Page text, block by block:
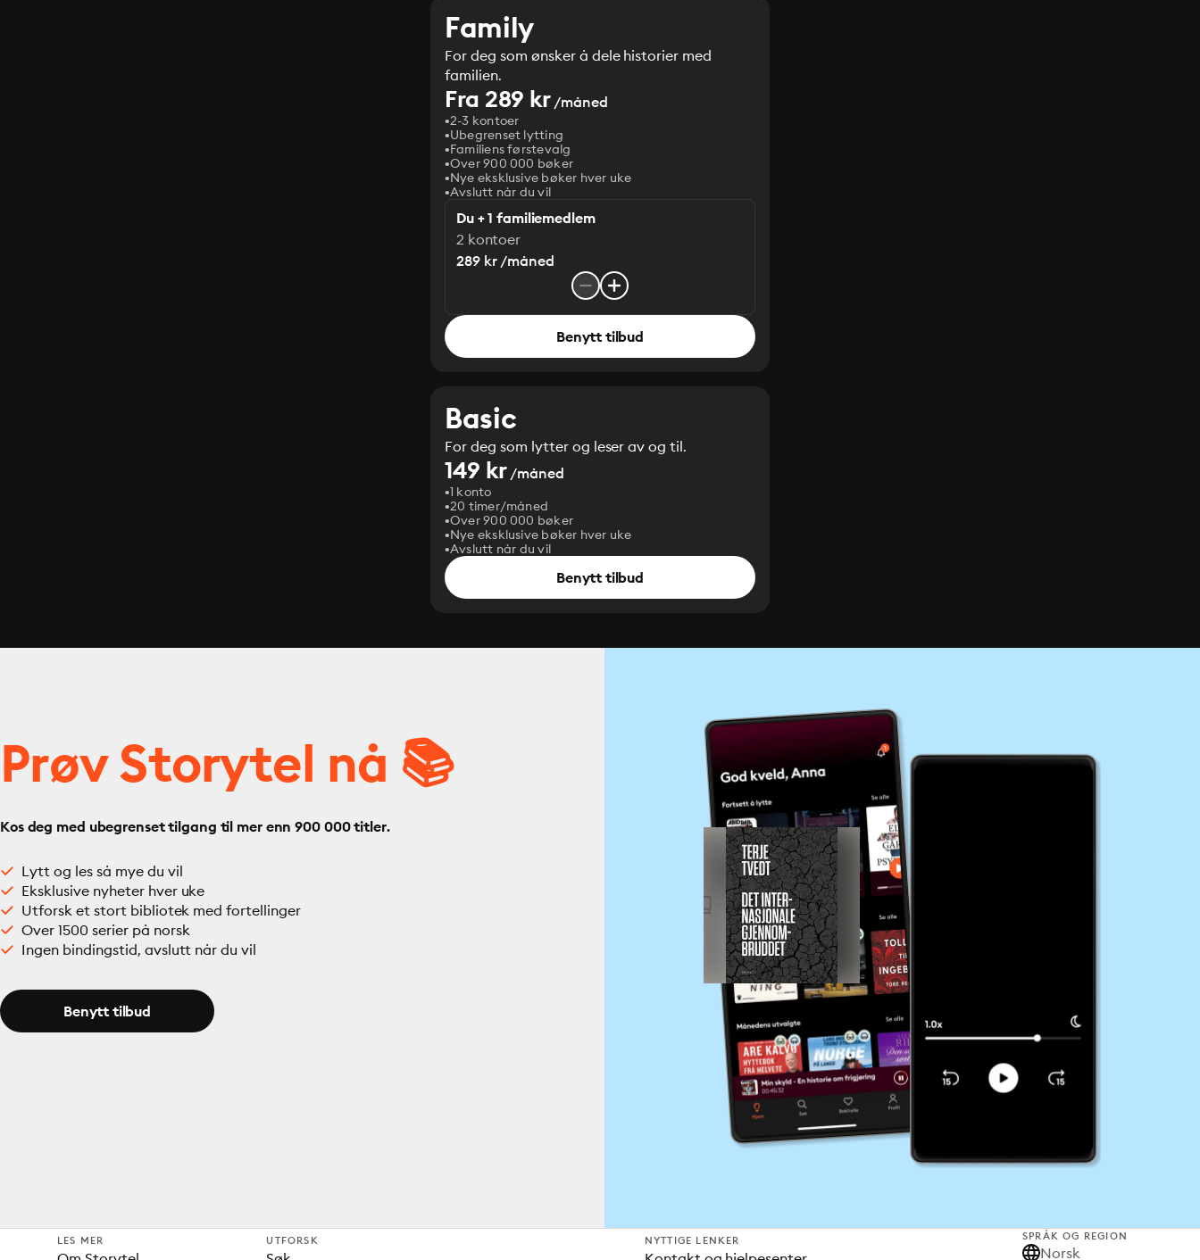
Family
For deg som ønsker å dele historier med
familien.
Fra 289 kr/måned
2-3 kontoer
Ubegrenset lytting
Familiens førstevalg
Over 900 000 bøker
Nye eksklusive bøker hver uke
Avslutt når du vil
Du + 1 familiemedlem
2 kontoer
289 kr /måned
Benytt tilbud
Basic
For deg som lytter og leser av og til.
149 kr/måned
1 konto
20 timer/måned
Over 900 000 bøker
Nye eksklusive bøker hver uke
Avslutt når du vil
Benytt tilbud
Prøv Storytel nå 📚
Kos deg med ubegrenset tilgang til mer enn 900 000 titler.
Lytt og les så mye du vil
Eksklusive nyheter hver uke
Utforsk et stort bibliotek med fortellinger
Over 1500 serier på norsk
Ingen bindingstid, avslutt når du vil
Benytt tilbud
LES MER UTFORSK NYTTIGE LENKER SPRÅK OG REGION
Norsk